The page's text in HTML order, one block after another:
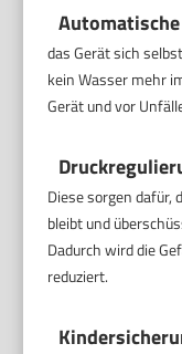
das Gerät sich
kein Wasser mehr
Gerät und vor
Diese sorgen dafür,
bleibt und
Dadurch wird die
reduziert.